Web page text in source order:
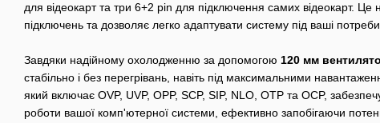
для відеокарт та три 6+2 pin для підключення самих відеокарт. Це
підключень та дозволяє легко адаптувати систему під ваші потреби.
Завдяки надійному охолодженню за допомогою 120 мм
стабільно і без перегрівань, навіть під максимальними
який включає OVP, UVP, OPP, SCP, SIP, NLO, OTP та OCP,
роботи вашої комп'ютерної системи, ефективно запобігаючи